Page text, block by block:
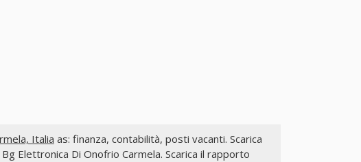
Italia as: finanza, contabilità, posti vacanti. Scarica
Elettronica Di Onofrio Carmela. Scarica il rapporto